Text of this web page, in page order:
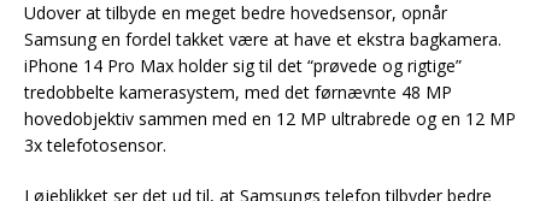
Udover at tilbyde en meget bedre hovedsensor, opnår
Samsung en fordel takket være at have et ekstra bagkamera.
iPhone 14 Pro Max holder sig til det “prøvede og rigtige”
tredobbelte kamerasystem, med det førnævnte 48 MP
hovedobjektiv sammen med en 12 MP ultrabrede og en 12 MP
3x telefotosensor.
I øjeblikket ser det ud til, at Samsungs telefon tilbyder bedre